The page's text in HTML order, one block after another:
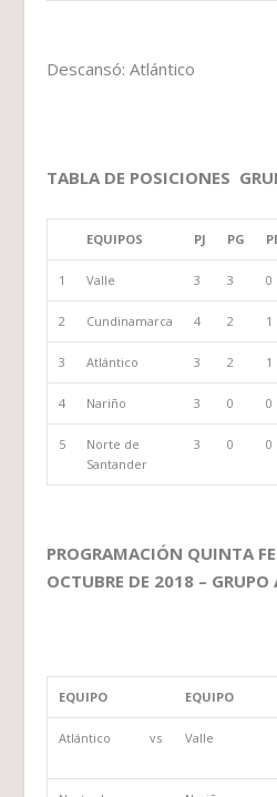
Descansó: Atlántico
TABLA DE POSICIONES
EQUIPOS PJ PG
1 Valle 3 3 0
2 Cundinamarca 4 2 1
3 Atlántico 3 2 1
4 Nariño 3 0 0
5
Norte de
Santander
3 0 0
PROGRAMACIÓN QUINTA
OCTUBRE DE 2018 – GRUPO
EQUIPO EQUIPO
Atlántico vs Valle